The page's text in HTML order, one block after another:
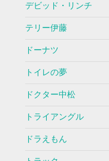
デビッド・リンチ
テリー伊藤
ドーナツ
トイレの夢
ドクター中松
トライアングル
ドラえもん